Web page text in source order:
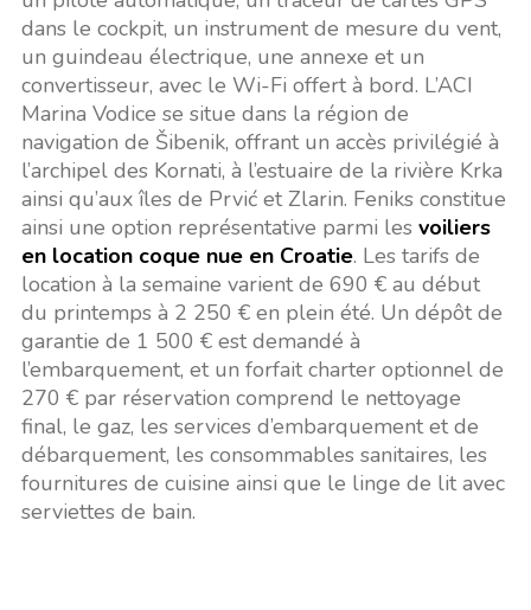
dans le cockpit, un instrument de mesure du vent,
un guindeau électrique, une annexe et un
convertisseur, avec le Wi-Fi offert à bord. L’ACI
Marina Vodice se situe dans la région de
navigation de Šibenik, offrant un accès privilégié à
l’archipel des Kornati, à l’estuaire de la rivière Krka
ainsi qu’aux îles de Prvić et Zlarin. Feniks constitue
ainsi une option représentative parmi les voiliers
en location coque nue en Croatie. Les tarifs de
location à la semaine varient de 690 € au début
du printemps à 2 250 € en plein été. Un dépôt de
garantie de 1 500 € est demandé à
l’embarquement, et un forfait charter optionnel de
270 € par réservation comprend le nettoyage
final, le gaz, les services d’embarquement et de
débarquement, les consommables sanitaires, les
fournitures de cuisine ainsi que le linge de lit avec
serviettes de bain.